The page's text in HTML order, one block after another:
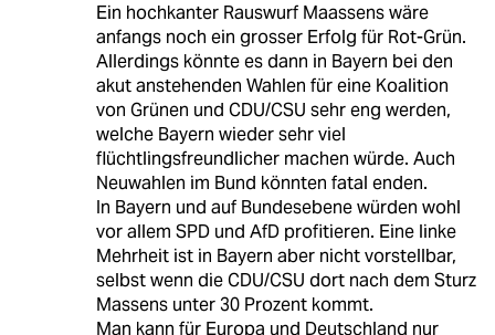
Ein hochkanter Rauswurf Maassens wäre
anfangs noch ein grosser Erfolg für Rot-Grün.
Allerdings könnte es dann in Bayern bei den
akut anstehenden Wahlen für eine Koalition
von Grünen und CDU/CSU sehr eng werden,
welche Bayern wieder sehr viel
flüchtlingsfreundlicher machen würde. Auch
Neuwahlen im Bund könnten fatal enden.
In Bayern und auf Bundesebene würden wohl
vor allem SPD und AfD profitieren. Eine linke
Mehrheit ist in Bayern aber nicht vorstellbar,
selbst wenn die CDU/CSU dort nach dem Sturz
Massens unter 30 Prozent kommt.
Man kann für Europa und Deutschland nur